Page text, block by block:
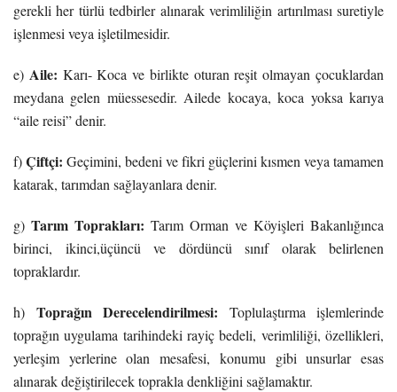
gerekli her türlü tedbirler alınarak verimliliğin artırılması suretiyle
işlenmesi veya işletilmesidir.
e) Aile: Karı- Koca ve birlikte oturan reşit olmayan çocuklardan
meydana gelen müessesedir. Ailede kocaya, koca yoksa karıya
“aile reisi” denir.
f)Çiftçi: Geçimini, bedeni ve fikri güçlerini kısmen veya tamamen
katarak, tarımdan sağlayanlara denir.
g) Tarım Toprakları: Tarım Orman ve Köyişleri Bakanlığınca
birinci, ikinci,üçüncü ve dördüncü sınıf olarak belirlenen
topraklardır.
h) Toprağın Derecelendirilmesi: Toplulaştırma işlemlerinde
toprağın uygulama tarihindeki rayiç bedeli, verimliliği, özellikleri,
yerleşim yerlerine olan mesafesi, konumu gibi unsurlar esas
alınarak değiştirilecek toprakla denkliğini sağlamaktır.